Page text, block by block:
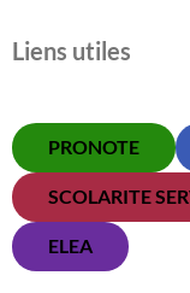
Liens utiles
PRONOTE
SCOLARITE
ELEA